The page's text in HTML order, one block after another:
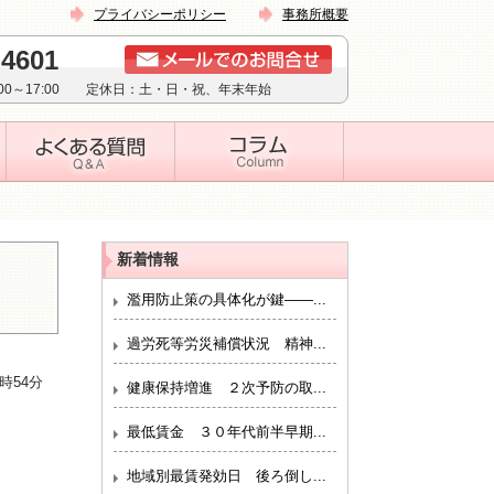
事務所概要
プライバシーポリシー
～17:00 定休日：土・日・祝、年末年始
54分
新着情報
濫用防止策の具体化が鍵――...
過労死等労災補償状況 精神...
健康保持増進 ２次予防の取...
最低賃金 ３０年代前半早期...
地域別最賃発効日 後ろ倒し...